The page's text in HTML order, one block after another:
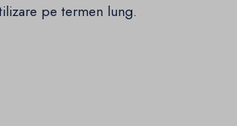
pe termen lung.